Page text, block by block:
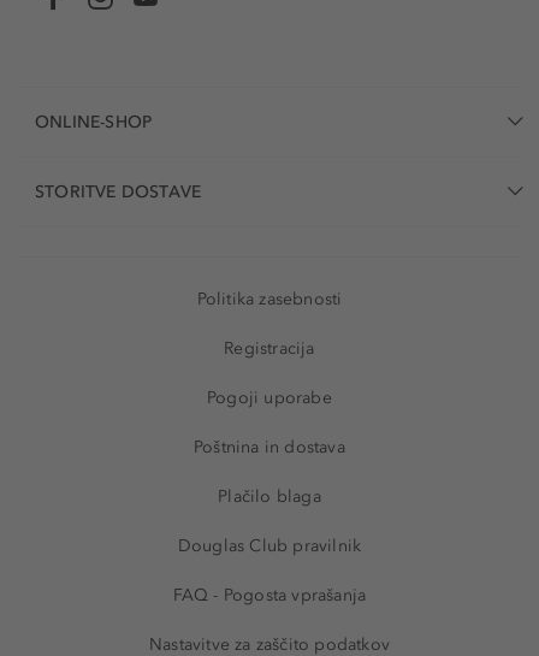
ONLINE-SHOP
STORITVE DOSTAVE
Politika zasebnosti
Registracija
Pogoji uporabe
Poštnina in dostava
Plačilo blaga
Douglas Club pravilnik
FAQ - Pogosta vprašanja
Nastavitve za zaščito podatkov